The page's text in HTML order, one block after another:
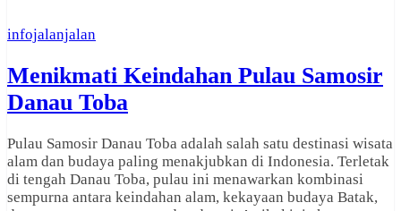
infojalanjalan
Menikmati Keindahan Pulau Samosir
Danau Toba
Pulau Samosir Danau Toba adalah salah satu destinasi wisata
alam dan budaya paling menakjubkan di Indonesia. Terletak
di tengah Danau Toba, pulau ini menawarkan kombinasi
sempurna antara keindahan alam, kekayaan budaya Batak,